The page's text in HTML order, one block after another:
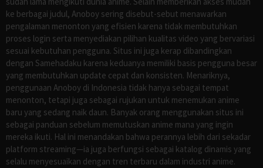
ke berbagai judul, Anoboy sering disebut-sebut menawarkan
pengalaman menonton yang efisien karena tidak membutuhkan
proses login serta menyediakan pilihan kualitas video yang bervariasi
sesuai kebutuhan pengguna. Situs ini juga kerap dibandingkan
dengan Samehadaku karena keduanya memiliki basis pengguna besar
yang membutuhkan update cepat dan konsisten. Menariknya,
penggunaan Anoboy di Indonesia tidak hanya sebagai tempat
menonton, tetapi juga sebagai rujukan untuk menemukan anime
baru yang sedang naik daun. Banyak orang menggunakan situs ini
sebagai panduan sebelum memutuskan anime mana yang ingin
mereka ikuti. Hal ini menandakan bahwa perannya lebih dari sekadar
platform streaming—ia juga berfungsi sebagai katalog dinamis yang
selalu menyesuaikan dengan tren terbaru dalam industri anime.